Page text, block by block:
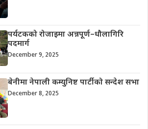
पर्यटकको रोजाइमा अन्नपूर्ण–धौलागिरि
पदमार्ग
December 9, 2025
बेनीमा नेपाली कम्युनिष्ट पार्टीको सन्देश सभा
December 8, 2025